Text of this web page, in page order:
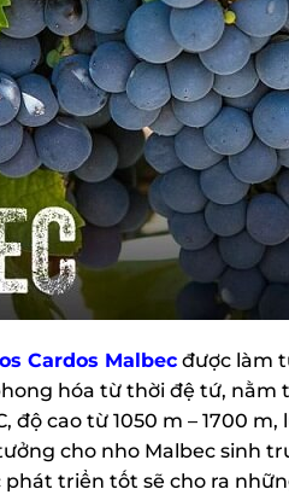
Cardos Malbecđược làm
hóa từ thời đệ tứ, nằm
độ cao từ 1050 m – 1700
cho nho Malbec sinh
triển tốt sẽ cho ra